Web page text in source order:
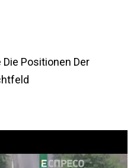
Positionen Der